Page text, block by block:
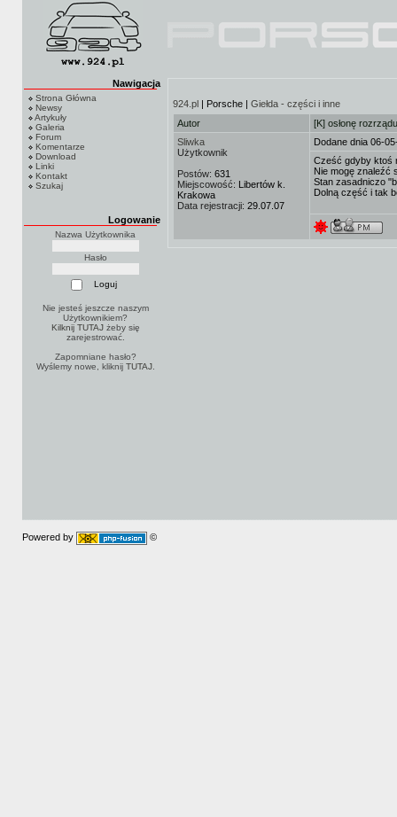
Nawigacja
Strona Główna
Newsy
Artykuły
Galeria
Forum
Komentarze
Download
Linki
Kontakt
Szukaj
Logowanie
Nazwa Użytkownika
Hasło
Nie jesteś jeszcze naszym
Użytkownikiem?
Kilknij TUTAJżeby się
zarejestrować.
Zapomniane hasło?
Wyślemy nowe, kliknij TUTAJ.
924.pl | Porsche | Giełda - części i inne
Autor
[K] osłonę
Sliwka
Użytkownik
Postów: 631
Miejscowość: Libertów k.
Krakowa
Data rejestracji: 29.07.07
Dodane dnia 06-
Cześć gdyby ktoś
Nie mogę znaleźć
Stan zasadniczo
Dolną część i tak
Powered by ©